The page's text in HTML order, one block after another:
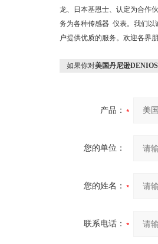
龙、日本基恩士、认定为合作
务为各种传感器 仪表。我们以
户提供优质的服务。欢迎各界
如果你对美国丹尼逊
产品：
您的单位：
您的姓名：
联系电话：